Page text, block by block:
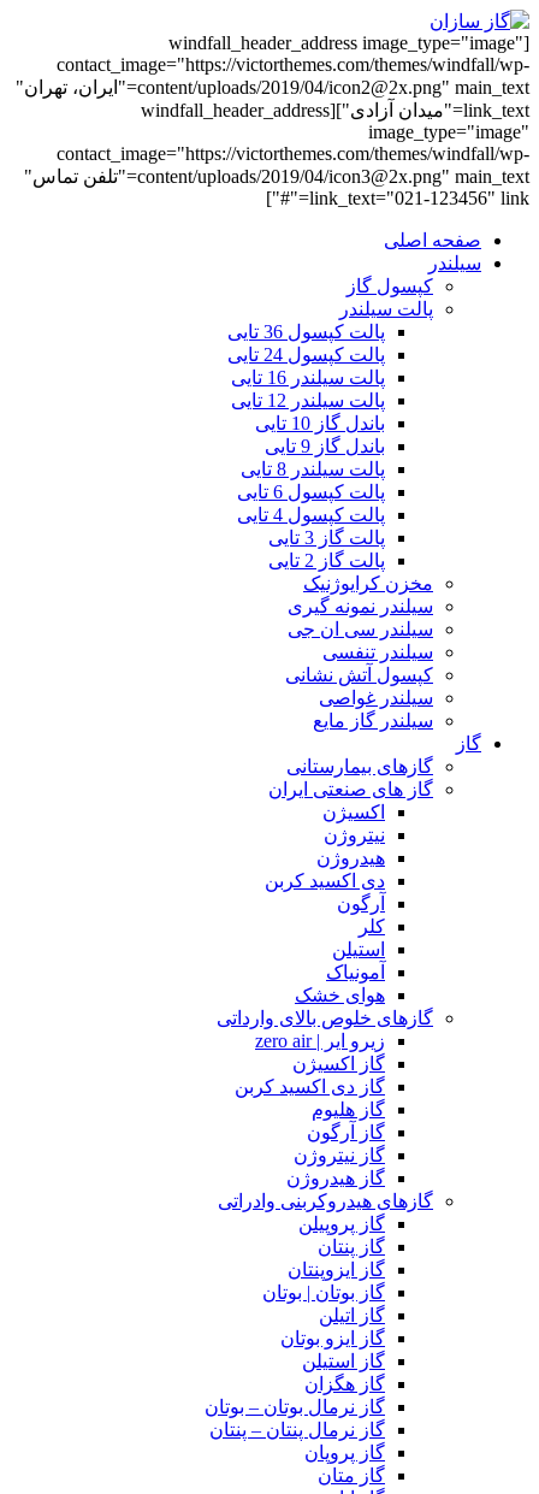
[windfall_header_address image_type="image"
contact_image="https://victorthemes.com/themes/windfall/wp-
content/uploads/2019/04/icon2@2x.png" main_text="ایران، تهران"
link_text="میدان آزادی"][windfall_header_address
image_type="image"
contact_image="https://victorthemes.com/themes/windfall/wp-
content/uploads/2019/04/icon3@2x.png" main_text="تلفن تماس"
link_text="021-123456" link="#"]
صفحه اصلی
سیلندر
کپسول گاز
پالت سیلندر
پالت کپسول 36 تایی
پالت کپسول 24 تایی
پالت سیلندر 16 تایی
پالت سیلندر 12 تایی
باندل گاز 10 تایی
باندل گاز 9 تایی
پالت سیلندر 8 تایی
پالت کپسول 6 تایی
پالت کپسول 4 تایی
پالت گاز 3 تایی
پالت گاز 2 تایی
مخزن کرایوژنیک
سیلندر نمونه گیری
سیلندر سی ان جی
سیلندر تنفسی
کپسول آتش نشانی
سیلندر غواصی
سیلندر گاز مایع
گاز
گازهای بیمارستانی
گاز های صنعتی ایران
اکسیژن
نیتروژن
هیدروژن
دی اکسید کربن
آرگون
کلر
استیلن
آمونیاک
هوای خشک
گازهای خلوص بالای وارداتی
زیرو ایر | zero air
گاز اکسیژن
گاز دی اکسید کربن
گاز هلیوم
گاز آرگون
گاز نیتروژن
گاز هیدروژن
گازهای هیدروکربنی وادراتی
گاز پروپیلن
گاز پنتان
گاز ایزوپنتان
گاز بوتان | بوتان
گاز اتیلن
گاز ایزو بوتان
گاز استیلن
گاز هگزان
گاز نرمال بوتان – بوتان
گاز نرمال پنتان – پنتان
گاز پروپان
گاز متان